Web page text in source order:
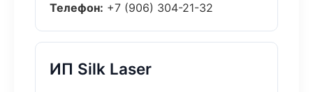
Телефон: +7 (906) 304-21-32
ИП Silk Laser